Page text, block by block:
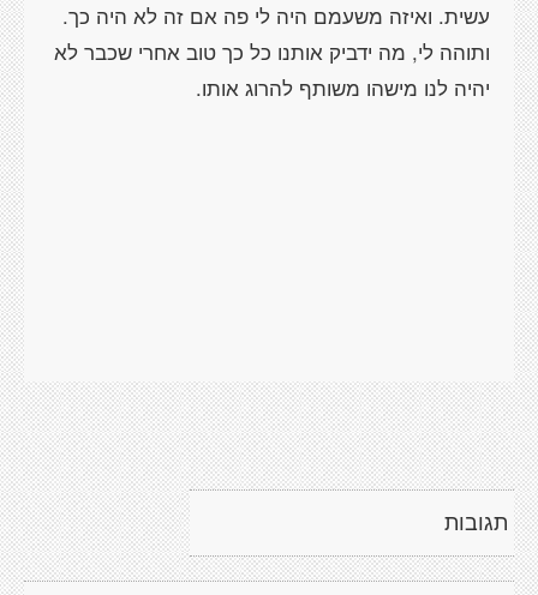
עשית. ואיזה משעמם היה לי פה אם זה לא היה כך.
ותוהה לי, מה ידביק אותנו כל כך טוב אחרי שכבר לא
תגובות